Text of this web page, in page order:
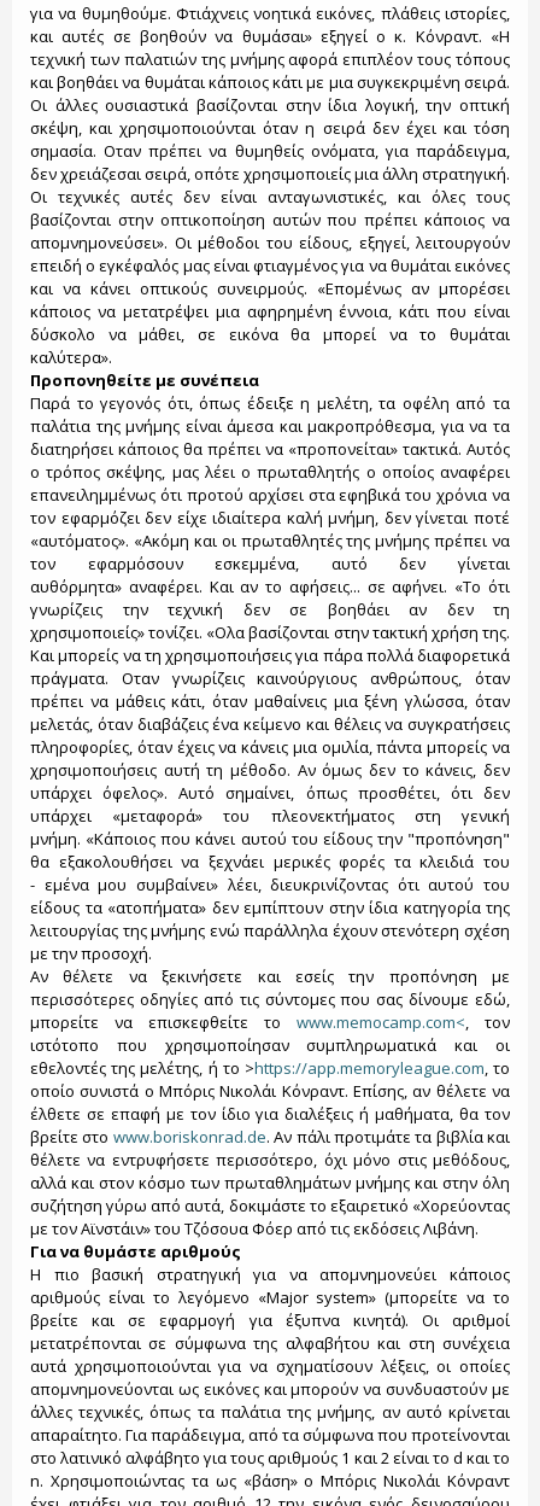
για να θυμηθούμε. Φτιάχνεις νοητικά εικόνες, πλάθεις ιστορίες,
και αυτές σε βοηθούν να θυμάσαι» εξηγεί ο κ. Κόνραντ. «Η
τεχνική των παλατιών της μνήμης αφορά επιπλέον τους τόπους
και βοηθάει να θυμάται κάποιος κάτι με μια συγκεκριμένη σειρά.
Οι άλλες ουσιαστικά βασίζονται στην ίδια λογική, την οπτική
σκέψη, και χρησιμοποιούνται όταν η σειρά δεν έχει και τόση
σημασία. Οταν πρέπει να θυμηθείς ονόματα, για παράδειγμα,
δεν χρειάζεσαι σειρά, οπότε χρησιμοποιείς μια άλλη στρατηγική.
Οι τεχνικές αυτές δεν είναι ανταγωνιστικές, και όλες τους
βασίζονται στην οπτικοποίηση αυτών που πρέπει κάποιος να
απομνημονεύσει». Οι μέθοδοι του είδους, εξηγεί, λειτουργούν
επειδή ο εγκέφαλός μας είναι φτιαγμένος για να θυμάται εικόνες
και να κάνει οπτικούς συνειρμούς. «Επομένως αν μπορέσει
κάποιος να μετατρέψει μια αφηρημένη έννοια, κάτι που είναι
δύσκολο να μάθει, σε εικόνα θα μπορεί να το θυμάται
καλύτερα».
Προπονηθείτε με συνέπεια
Παρά το γεγονός ότι, όπως έδειξε η μελέτη, τα οφέλη από τα
παλάτια της μνήμης είναι άμεσα και μακροπρόθεσμα, για να τα
διατηρήσει κάποιος θα πρέπει να «προπονείται» τακτικά. Αυτός
ο τρόπος σκέψης, μας λέει ο πρωταθλητής ο οποίος αναφέρει
επανειλημμένως ότι προτού αρχίσει στα εφηβικά του χρόνια να
τον εφαρμόζει δεν είχε ιδιαίτερα καλή μνήμη, δεν γίνεται ποτέ
«αυτόματος». «Ακόμη και οι πρωταθλητές της μνήμης πρέπει να
τον εφαρμόσουν εσκεμμένα, αυτό δεν γίνεται
αυθόρμητα» αναφέρει. Και αν το αφήσεις... σε αφήνει. «Το ότι
γνωρίζεις την τεχνική δεν σε βοηθάει αν δεν τη
χρησιμοποιείς» τονίζει. «Ολα βασίζονται στην τακτική χρήση της.
Και μπορείς να τη χρησιμοποιήσεις για πάρα πολλά διαφορετικά
πράγματα. Οταν γνωρίζεις καινούργιους ανθρώπους, όταν
πρέπει να μάθεις κάτι, όταν μαθαίνεις μια ξένη γλώσσα, όταν
μελετάς, όταν διαβάζεις ένα κείμενο και θέλεις να συγκρατήσεις
πληροφορίες, όταν έχεις να κάνεις μια ομιλία, πάντα μπορείς να
χρησιμοποιήσεις αυτή τη μέθοδο. Αν όμως δεν το κάνεις, δεν
υπάρχει όφελος». Αυτό σημαίνει, όπως προσθέτει, ότι δεν
υπάρχει «μεταφορά» του πλεονεκτήματος στη γενική
μνήμη. «Κάποιος που κάνει αυτού του είδους την "προπόνηση"
θα εξακολουθήσει να ξεχνάει μερικές φορές τα κλειδιά του
- εμένα μου συμβαίνει» λέει, διευκρινίζοντας ότι αυτού του
είδους τα «ατοπήματα» δεν εμπίπτουν στην ίδια κατηγορία της
λειτουργίας της μνήμης ενώ παράλληλα έχουν στενότερη σχέση
με την προσοχή.
Αν θέλετε να ξεκινήσετε και εσείς την προπόνηση με
περισσότερες οδηγίες από τις σύντομες που σας δίνουμε εδώ,
μπορείτε να επισκεφθείτε το www.memocamp.com<, τον
ιστότοπο που χρησιμοποίησαν συμπληρωματικά και οι
εθελοντές της μελέτης, ή το >https://app.memoryleague.com, το
οποίο συνιστά ο Μπόρις Νικολάι Κόνραντ. Επίσης, αν θέλετε να
έλθετε σε επαφή με τον ίδιο για διαλέξεις ή μαθήματα, θα τον
βρείτε στο www.boriskonrad.de. Αν πάλι προτιμάτε τα βιβλία και
θέλετε να εντρυφήσετε περισσότερο, όχι μόνο στις μεθόδους,
αλλά και στον κόσμο των πρωταθλημάτων μνήμης και στην όλη
συζήτηση γύρω από αυτά, δοκιμάστε το εξαιρετικό «Χορεύοντας
με τον Αϊνστάιν» του Τζόσουα Φόερ από τις εκδόσεις Λιβάνη.
Για να θυμάστε αριθμούς
Η πιο βασική στρατηγική για να απομνημονεύει κάποιος
αριθμούς είναι το λεγόμενο «Major system» (μπορείτε να το
βρείτε και σε εφαρμογή για έξυπνα κινητά). Οι αριθμοί
μετατρέπονται σε σύμφωνα της αλφαβήτου και στη συνέχεια
αυτά χρησιμοποιούνται για να σχηματίσουν λέξεις, οι οποίες
απομνημονεύονται ως εικόνες και μπορούν να συνδυαστούν με
άλλες τεχνικές, όπως τα παλάτια της μνήμης, αν αυτό κρίνεται
απαραίτητο. Για παράδειγμα, από τα σύμφωνα που προτείνονται
στο λατινικό αλφάβητο για τους αριθμούς 1 και 2 είναι το d και το
n. Χρησιμοποιώντας τα ως «βάση» ο Μπόρις Νικολάι Κόνραντ